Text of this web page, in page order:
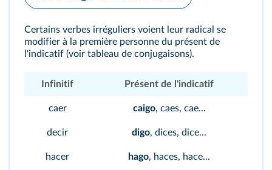
Certains verbes irréguliers voient leur radical se
modifier à la première personne du présent de
l'indicatif (voir tableau de conjugaisons).
Infinitif Présent de l'indicatif
caer caigo, caes, cae...
decir digo, dices, dice...
hacer hago, haces, hace...